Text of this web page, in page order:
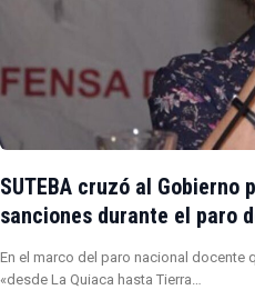
SUTEBA cruzó al Gobierno
sanciones durante el paro
En el marco del paro nacional docente
«desde La Quiaca hasta Tierra…